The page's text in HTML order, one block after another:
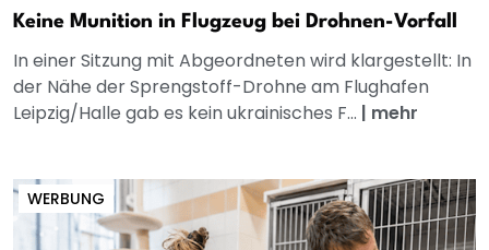
Keine Munition in Flugzeug bei Drohnen-Vorfall
In einer Sitzung mit Abgeordneten wird klargestellt: In
der Nähe der Sprengstoff-Drohne am Flughafen
Leipzig/Halle gab es kein ukrainisches F... | mehr
WERBUNG